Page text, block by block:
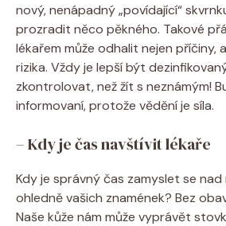
nový, nenápadný „povídající“
prozradit něco pěkného. Takové
lékařem může odhalit nejen příčiny,
rizika. Vždy je lepší být
zkontrolovat, než žít s neznámým!
informovaní, protože vědění je síla.
– Kdy je čas navštívit lékaře
Kdy je správný čas zamyslet se
ohledně vašich znamének? Bez
Naše kůže nám může vyprávět